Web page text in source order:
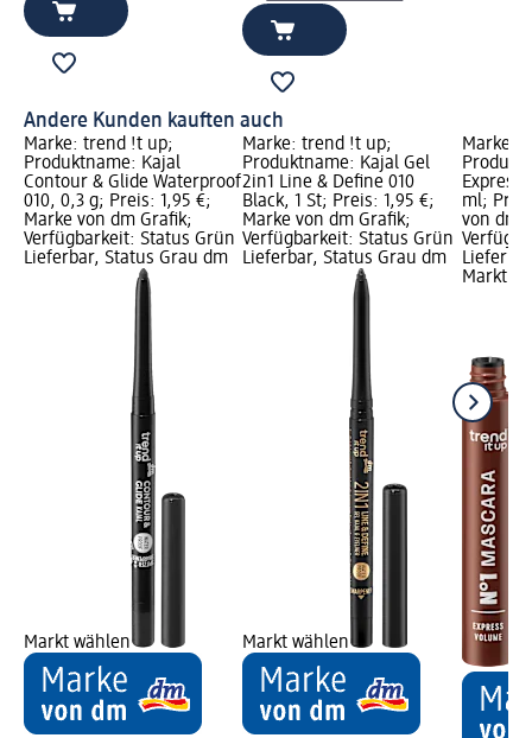
Andere Kunden kauften auch
Marke: trend !t up;
Produktname: Kajal
Contour & Glide Waterproof
010, 0,3 g; Preis: 1,95 €;
Marke von dm Grafik;
Verfügbarkeit: Status Grün
Lieferbar, Status Grau dm
Markt wählen
Marke: trend !t up;
Produktname: Kajal Gel
2in1 Line & Define 010
Black, 1 St; Preis: 1,95 €;
Marke von dm Grafik;
Verfügbarkeit: Status Grün
Lieferbar, Status Grau dm
Markt wählen
Marke:
Express
ml;
von dm
Markt